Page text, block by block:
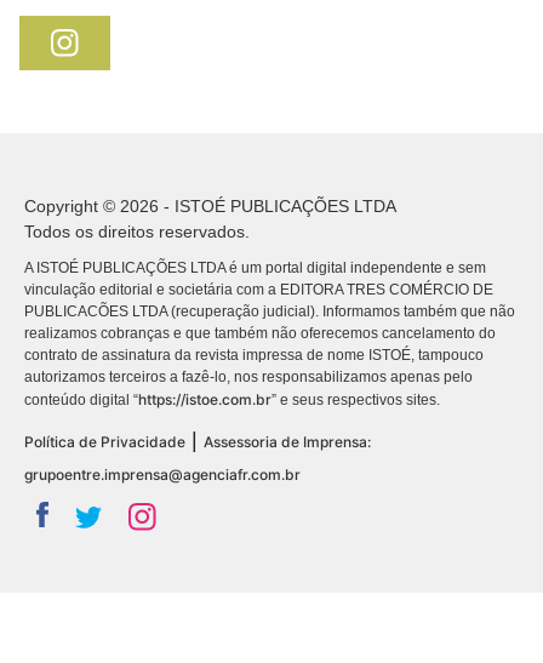
Copyright © 2026 - ISTOÉ PUBLICAÇÕES LTDA
Todos os direitos reservados.
A ISTOÉ PUBLICAÇÕES LTDA é um portal digital independente e sem
vinculação editorial e societária com a EDITORA TRES COMÉRCIO DE
PUBLICACÕES LTDA (recuperação judicial). Informamos também que não
realizamos cobranças e que também não oferecemos cancelamento do
contrato de assinatura da revista impressa de nome ISTOÉ, tampouco
autorizamos terceiros a fazê-lo, nos responsabilizamos apenas pelo
conteúdo digital “https://istoe.com.br” e seus respectivos sites.
Política de Privacidade | Assessoria de Imprensa:
grupoentre.imprensa@agenciafr.com.br